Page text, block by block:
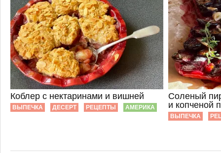
Коблер с нектаринами и вишней
ВЫПЕЧКА ДЕСЕРТ РЕЦЕПТЫ АМЕРИКА
Соленый
и копченой
ВЫПЕЧКА